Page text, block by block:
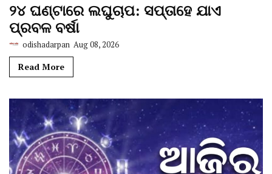
୨୪ ଘଣ୍ଟାରେ ଲଘୁଚାପ: ସପ୍ତାହେ ଯାଏ
ପ୍ରବଳ ବର୍ଷା
odishadarpan Aug 08, 2026
Read More